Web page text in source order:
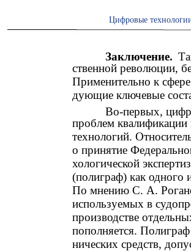
Цифровые
Заключение.
ственной революции,
Применительно к
дующие ключевые
Во-первых,
проблем
технологий.
о принятие
хологической
(полиграф) как одного
По мнению С. А.
используемых в
производстве
пополняется.
нических средств,